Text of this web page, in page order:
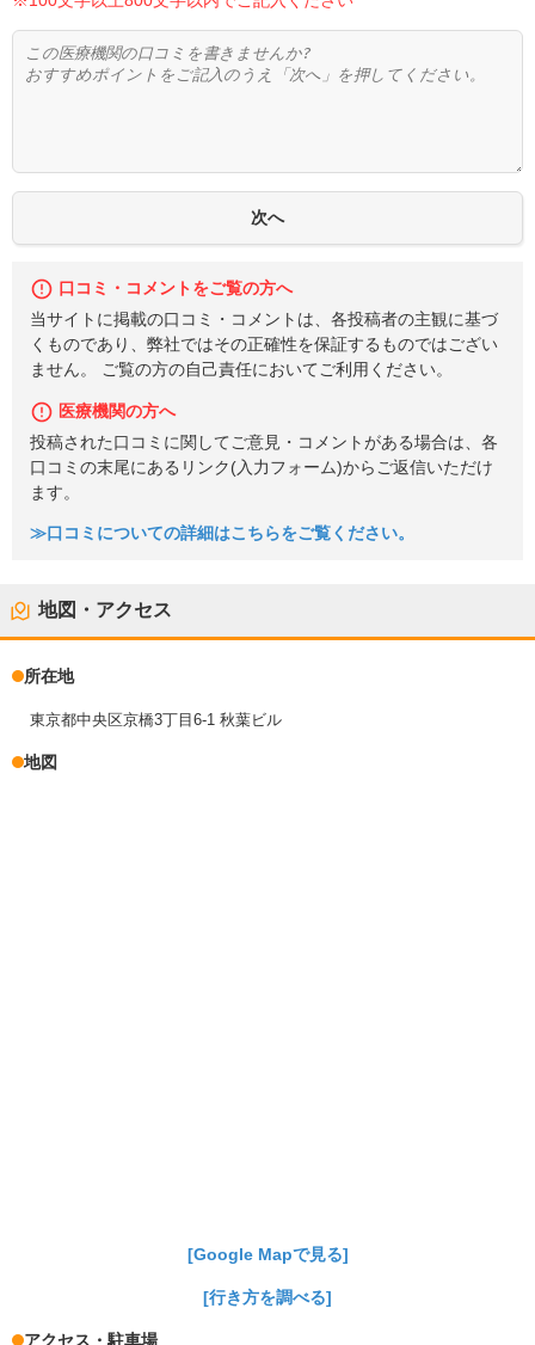
口コミ・コメントをご覧の方へ
当サイトに掲載の口コミ・コメントは、各投稿者の主観に基づ
くものであり、弊社ではその正確性を保証するものではござい
ません。 ご覧の方の自己責任においてご利用ください。
医療機関の方へ
投稿された口コミに関してご意見・コメントがある場合は、各
口コミの末尾にあるリンク(入力フォーム)からご返信いただけ
ます。
≫口コミについての詳細はこちらをご覧ください。
地図・アクセス
所在地
東京都中央区京橋3丁目6-1 秋葉ビル
地図
[Google Mapで見る]
[行き方を調べる]
アクセス・駐車場